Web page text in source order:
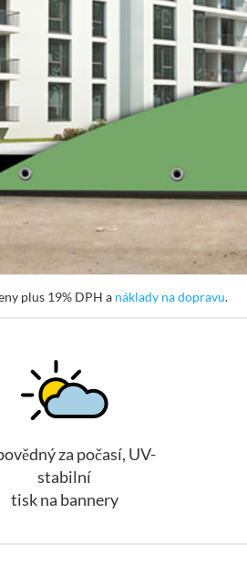
plus 19% DPH a náklady na dopravu.
za počasí, UV-
stabilní
tisk na bannery